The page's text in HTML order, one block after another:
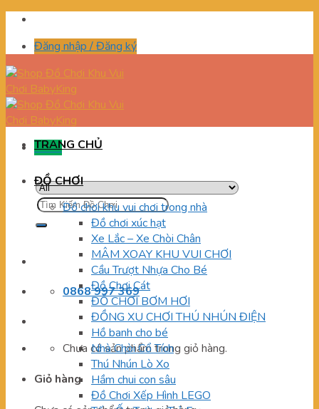
Skip
contentĐăng nhập / Đăng ký
Menu
Tìm
kiếm:
0868 997 369
Chưa có sản phẩm trong giỏ hàng.
Giỏ hàng
TRANG CHỦ
ĐỒ CHƠI
Đồ chơi khu vui chơi trong nhà
Đồ chơi xúc hạt
Xe Lắc – Xe Chòi Chân
MÂM XOAY KHU VUI CHƠI
Cầu Trượt Nhựa Cho Bé
Đồ Chơi Cát
ĐỒ CHƠI BƠM HƠI
ĐỒNG XU CHƠI THÚ NHÚN ĐIỆN
Hồ banh cho bé
Nhà Chòi Cổ Tích
Thú Nhún Lò Xo
Hầm chui con sâu
Đồ Chơi Xếp Hình LEGO